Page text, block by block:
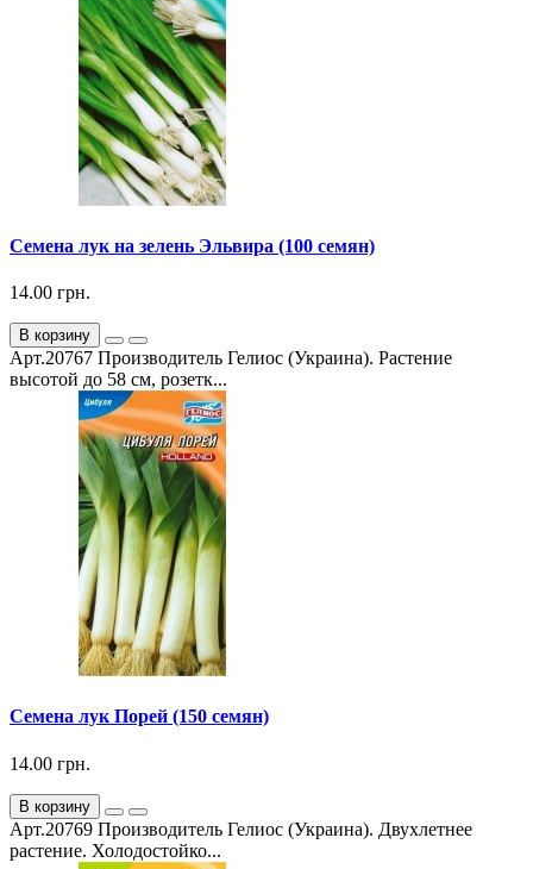
Семена лук на зелень Эльвира (100 семян)
14.00 грн.
В корзину
Арт.20767 Производитель Гелиос (Украина). Растение
высотой до 58 см, розетк...
Семена лук Порей (150 семян)
14.00 грн.
В корзину
Арт.20769 Производитель Гелиос (Украина). Двухлетнее
растение. Холодостойко...